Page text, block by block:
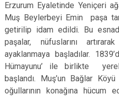
Erzurum Eyaletinde Yeniçeri
Muş Beylerbeyi Emin paşa
getirilip idam edildi. Bu
paşalar, nüfuslarını
ayaklanmaya başladılar.
Hümayunu’ ile birlikte
başlandı. Muş’un Bağlar
oğullarının konağına hücum